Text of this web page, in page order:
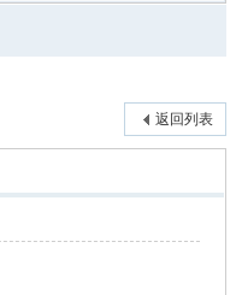
返回列表